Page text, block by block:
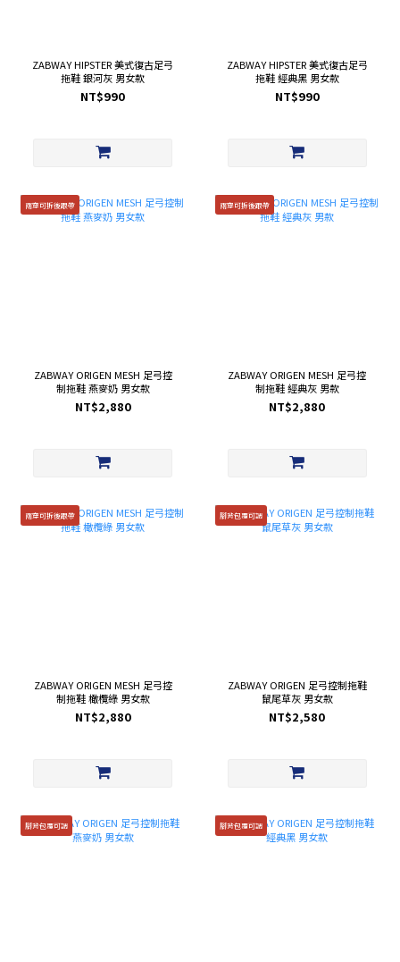
ZABWAY HIPSTER 美式復古足弓
拖鞋 銀河灰 男女款
NT$990
ZABWAY HIPSTER 美式復古足弓
拖鞋 經典黑 男女款
NT$990
兩穿可拆後跟帶
ZABWAY ORIGEN MESH 足弓控
制拖鞋 燕麥奶 男女款
NT$2,880
兩穿可拆後跟帶
ZABWAY ORIGEN MESH 足弓控
制拖鞋 經典灰 男款
NT$2,880
兩穿可拆後跟帶
ZABWAY ORIGEN MESH 足弓控
制拖鞋 橄欖綠 男女款
NT$2,880
腳背包覆可調
ZABWAY ORIGEN 足弓控制拖鞋
鼠尾草灰 男女款
NT$2,580
腳背包覆可調 腳背包覆可調